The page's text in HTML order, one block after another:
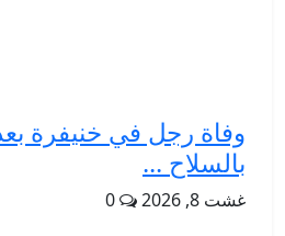
وفاة رجل في خنيفرة
بالسلاح ...
غشت 8, 2026 0